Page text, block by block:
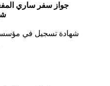
جواز سفر ساري
شهادة تسجيل في مؤسسة